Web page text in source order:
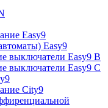
Easy9
Easy9
выключатели Easy9 В
выключатели Easy9 С
City9